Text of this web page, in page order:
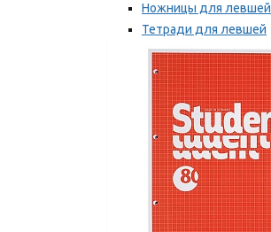
Ножницы для левшей
Тетради для левшей
Точилки для левшей
Мы рекомендуем